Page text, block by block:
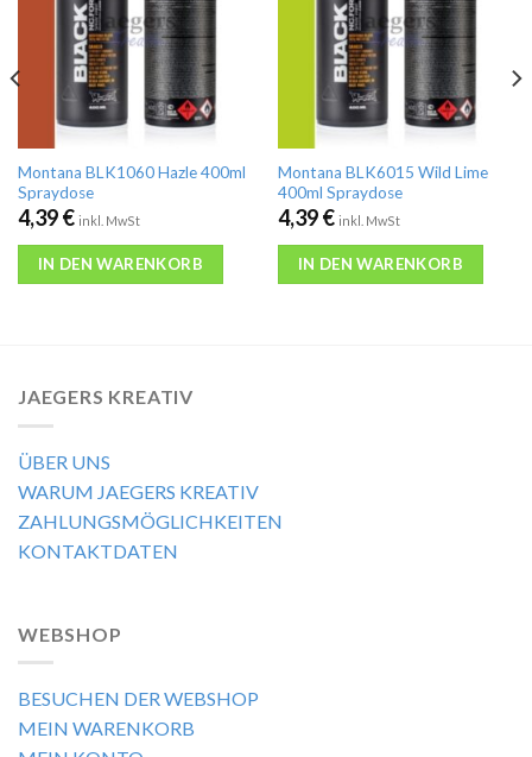
Montana BLK1060 Hazle 400ml
Spraydose
4,39€ inkl. MwSt
IN DEN WARENKORB
Montana BLK6015 Wild Lime
400ml Spraydose
4,39€ inkl. MwSt
IN DEN WARENKORB
JAEGERS KREATIV
ÜBER UNS
WARUM JAEGERS KREATIV
ZAHLUNGSMÖGLICHKEITEN
KONTAKTDATEN
WEBSHOP
BESUCHEN DER WEBSHOP
MEIN WARENKORB